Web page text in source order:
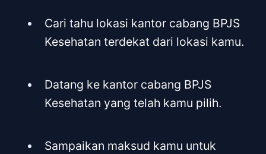
Cari tahu lokasi kantor cabang BPJS
Kesehatan terdekat dari lokasi kamu.
Datang ke kantor cabang BPJS
Kesehatan yang telah kamu pilih.
Sampaikan maksud kamu untuk